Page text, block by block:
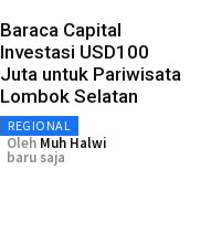
Baraca Capital
Investasi USD100
Juta untuk Pariwisata
Lombok Selatan
REGIONAL
Oleh Muh Halwi
baru saja